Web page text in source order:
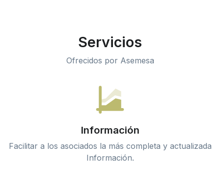
Servicios
Ofrecidos por Asemesa
Información
Facilitar a los asociados la más completa y actualizada
Información.